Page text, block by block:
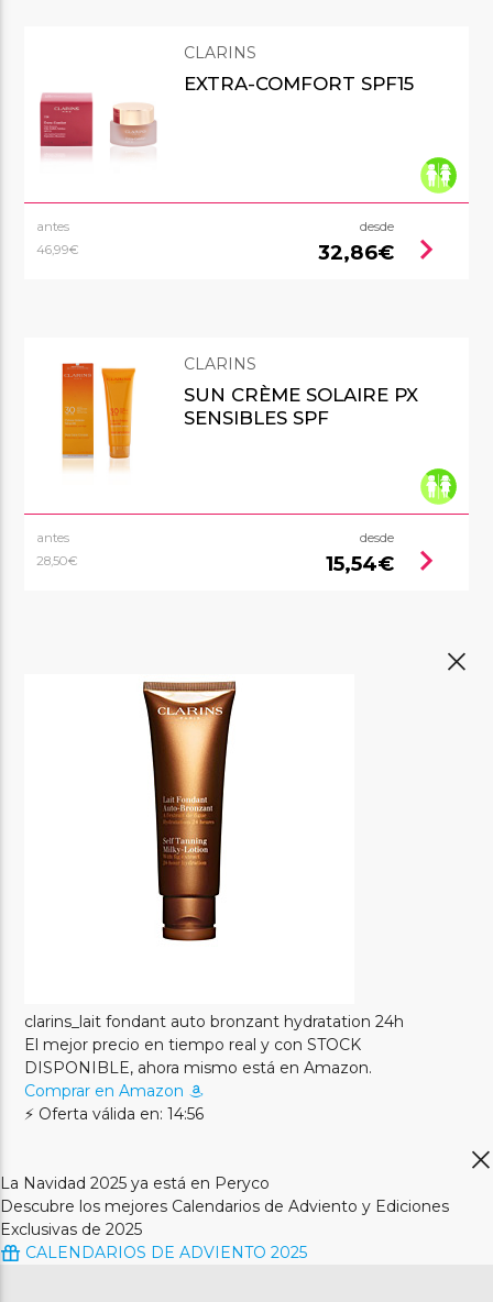
CLARINS
EXTRA-COMFORT SPF15
antes
46,99€
desde
32,86€ chevron_right
CLARINS
SUN CRÈME SOLAIRE PX
SENSIBLES SPF
antes
28,50€
desde
15,54€ chevron_right
clarins_lait fondant auto bronzant hydratation 24h
El mejor precio en tiempo real y con STOCK
DISPONIBLE, ahora mismo está en Amazon.
Comprar en Amazon
⚡ Oferta válida en: 14:56
La Navidad 2025 ya está en Peryco
Descubre los mejores Calendarios de Adviento y Ediciones
Exclusivas de 2025
CALENDARIOS DE ADVIENTO 2025